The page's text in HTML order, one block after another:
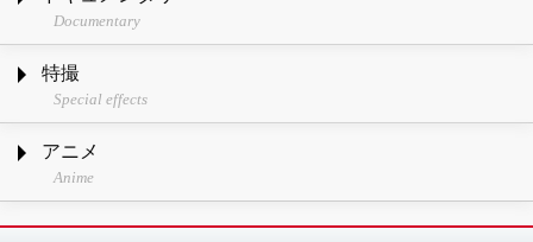
Documentary
特撮
Special effects
アニメ
Anime